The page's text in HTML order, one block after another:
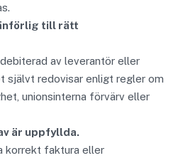
till rätt
av leverantör eller
självt redovisar enligt regler om
unionsinterna förvärv eller
är uppfyllda.
korrekt faktura eller